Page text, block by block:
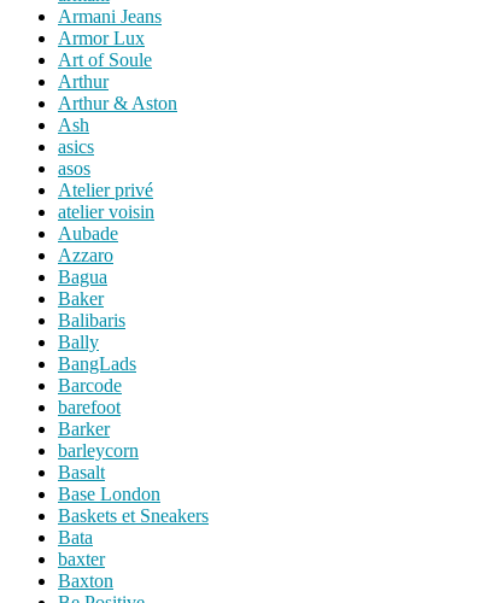
Armani Jeans
Armor Lux
Art of Soule
Arthur
Arthur & Aston
Ash
asics
asos
Atelier privé
atelier voisin
Aubade
Azzaro
Bagua
Baker
Balibaris
Bally
BangLads
Barcode
barefoot
Barker
barleycorn
Basalt
Base London
Baskets et Sneakers
Bata
baxter
Baxton